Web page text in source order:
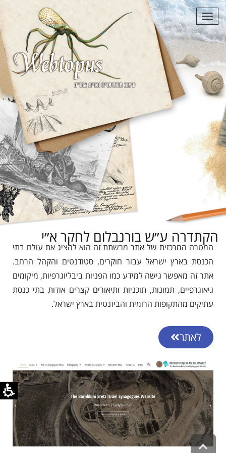
תפריט
הקתדרה ע׳׳ש בורנבלום לחקר א׳׳י
המטרה המרכזית של אתר מרשתת זה הוא להציג את עולם בתי
הכנסת בארץ ישראל עבור חוקרים, סטודנטים והקהל הרחב.
אתר זה מאפשר גישה למידע כמו הפניות ביבליוגרפיות, מיקומים
גיאוגרפיים, תמונות, תוכניות ותיאורים קצרים אודות בתי כנסת
עתיקים מהתקופות הרומית והביזנטית בארץ ישראל.
לאתר